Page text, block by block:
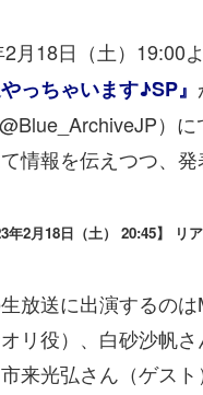
月18日（土）19:00
っちゃいます♪SP』
）
情報を伝えつつ、発
年2月18日（土） 20:45】 リ
放送に出演するの
リ役）、白砂沙帆
来光弘さん（ゲス